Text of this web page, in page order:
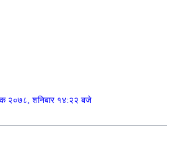
२०७८, शनिबार १४:२२ बजे